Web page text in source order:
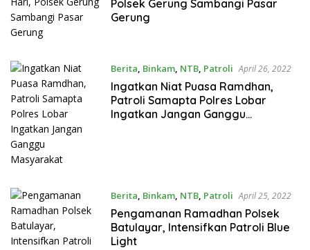
Polsek Gerung Sambangi Pasar
Gerung
Berita, Binkam, NTB, Patroli April 26, 2022
Ingatkan Niat Puasa Ramdhan,
Patroli Samapta Polres Lobar
Ingatkan Jangan Ganggu
Berita, Binkam, NTB, Patroli April 25, 2022
Pengamanan Ramadhan Polsek
Batulayar, Intensifkan Patroli Blue
Light